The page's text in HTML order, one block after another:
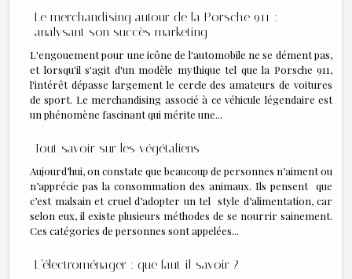
Le merchandising autour de la Porsche 911 :
analysant son succès marketing
L'engouement pour une icône de l'automobile ne se dément pas,
et lorsqu'il s'agit d'un modèle mythique tel que la Porsche 911,
l'intérêt dépasse largement le cercle des amateurs de voitures
de sport. Le merchandising associé à ce véhicule légendaire est
un phénomène fascinant qui mérite une...
Tout savoir sur les végétaliens
Aujourd’hui, on constate que beaucoup de personnes n’aiment ou
n’apprécie pas la consommation des animaux. Ils pensent que
c’est malsain et cruel d’adopter un tel style d’alimentation, car
selon eux, il existe plusieurs méthodes de se nourrir sainement.
Ces catégories de personnes sont appelées...
L’électroménager : que faut-il savoir ?